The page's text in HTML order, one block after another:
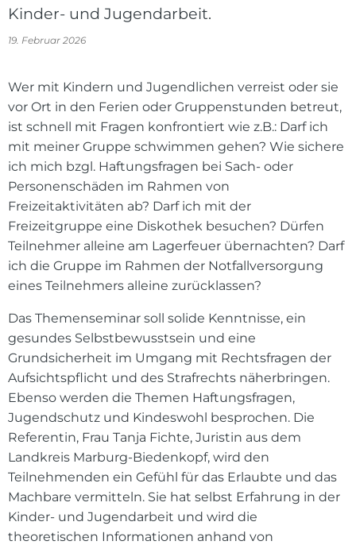
Kinder- und Jugendarbeit.
19. Februar 2026
Wer mit Kindern und Jugendlichen verreist oder sie
vor Ort in den Ferien oder Gruppenstunden betreut,
ist schnell mit Fragen konfrontiert wie z.B.: Darf ich
mit meiner Gruppe schwimmen gehen? Wie sichere
ich mich bzgl. Haftungsfragen bei Sach- oder
Personenschäden im Rahmen von
Freizeitaktivitäten ab? Darf ich mit der
Freizeitgruppe eine Diskothek besuchen? Dürfen
Teilnehmer alleine am Lagerfeuer übernachten? Darf
ich die Gruppe im Rahmen der Notfallversorgung
eines Teilnehmers alleine zurücklassen?
Das Themenseminar soll solide Kenntnisse, ein
gesundes Selbstbewusstsein und eine
Grundsicherheit im Umgang mit Rechtsfragen der
Aufsichtspflicht und des Strafrechts näherbringen.
Ebenso werden die Themen Haftungsfragen,
Jugendschutz und Kindeswohl besprochen. Die
Referentin, Frau Tanja Fichte, Juristin aus dem
Landkreis Marburg-Biedenkopf, wird den
Teilnehmenden ein Gefühl für das Erlaubte und das
Machbare vermitteln. Sie hat selbst Erfahrung in der
Kinder- und Jugendarbeit und wird die
theoretischen Informationen anhand von